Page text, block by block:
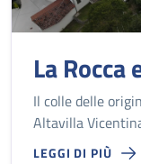
La Rocca
Il colle delle
Altavilla
LEGGI DI PIÙ